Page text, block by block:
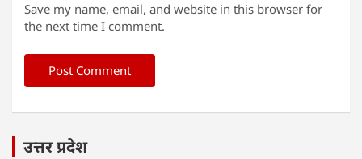
Save my name, email, and website in this browser for
the next time I comment.
उत्तर प्रदेश